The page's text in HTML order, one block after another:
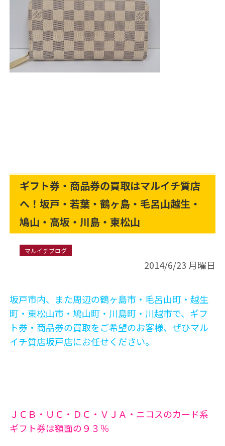
ギフト券・商品券の買取はマルイチ質店
へ！坂戸・若葉・鶴ヶ島・毛呂山越生・
鳩山・高坂・川島・東松山
マルイチブログ
2014/6/23 月曜日
坂戸市内、また周辺の鶴ヶ島市・毛呂山町・越生
町・東松山市・鳩山町・川島町・川越市で、ギフ
ト券・商品券の買取をご希望のお客様、ぜひマル
イチ質店坂戸店にお任せください。
ＪＣＢ・ＵＣ・ＤＣ・ＶＪＡ・ニコスのカード系
ギフト券は額面の９３％